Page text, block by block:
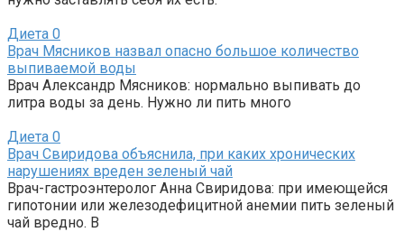
Диета 0
Врач Мясников назвал опасно большое количество
выпиваемой воды
Врач Александр Мясников: нормально выпивать до
литра воды за день. Нужно ли пить много
Диета 0
Врач Свиридова объяснила, при каких хронических
нарушениях вреден зеленый чай
Врач-гастроэнтеролог Анна Свиридова: при имеющейся
гипотонии или железодефицитной анемии пить зеленый
чай вредно. В